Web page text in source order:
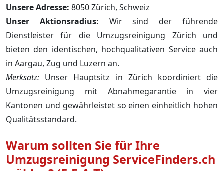
Unsere Adresse: 8050 Zürich, Schweiz
Unser Aktionsradius: Wir sind der führende
Dienstleister für die Umzugsreinigung Zürich und
bieten den identischen, hochqualitativen Service auch
in Aargau, Zug und Luzern an.
Merksatz: Unser Hauptsitz in Zürich koordiniert die
Umzugsreinigung mit Abnahmegarantie in vier
Kantonen und gewährleistet so einen einheitlich hohen
Qualitätsstandard.
Warum sollten Sie für Ihre
Umzugsreinigung ServiceFinders.ch